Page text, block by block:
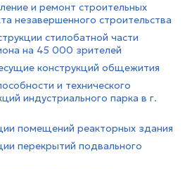
и ремонт строительных
незавершенного строительства
стилобатной части
на 45 000 зрителей
конструкций общежития
и технического
индустриального парка в г.
помещений реакторных здания
перекрытий подвального